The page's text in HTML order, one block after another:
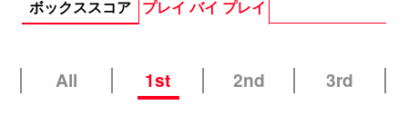
ボックススコア プレイ バイ プレイ
All 1st 2nd
3rd